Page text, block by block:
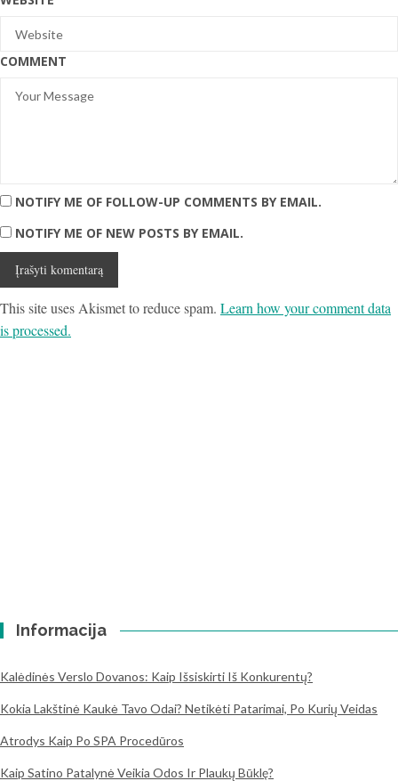
COMMENT
NOTIFY ME OF FOLLOW-UP COMMENTS BY EMAIL.
NOTIFY ME OF NEW POSTS BY EMAIL.
This site uses Akismet to reduce spam. Learn how your comment data
is processed.
Informacija
Kalėdinės Verslo Dovanos: Kaip Išsiskirti Iš Konkurentų?
Kokia Lakštinė Kaukė Tavo Odai? Netikėti Patarimai, Po Kurių Veidas
Atrodys Kaip Po SPA Procedūros
Kaip Satino Patalynė Veikia Odos Ir Plaukų Būklę?